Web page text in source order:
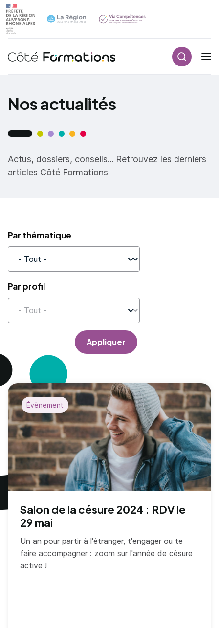
Aller au contenu principal
Navigation principale
Aller au contenu principal
Nos actualités
Actus, dossiers, conseils... Retrouvez les derniers
articles Côté Formations
Par thématique
Par profil
Appliquer
Salon de la césure 2024 : RDV le
29 mai
Un an pour partir à l'étranger, t'engager ou te
faire accompagner : zoom sur l'année de césure
active !
Évènement